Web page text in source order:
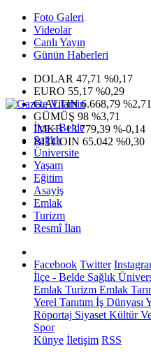
Foto Galeri
Videolar
Canlı Yayın
Günün Haberleri
DOLAR 47,71 %0,17
EURO 55,17 %0,29
G.ALTIN6.668,79 %2,71
GÜMÜŞ 98 %3,71
IMKB13.779,39 %-0,14
BITCOIN 65.042 %0,30
İlçe - Belde
Sağlık
Üniversite
Yaşam
Eğitim
Asayiş
Emlak
Turizm
Resmî İlan
Facebook Twitter
İlçe - Belde Sağlık
Emlak Turizm Emlak
Yerel Tanıtım İş Dünyası
Röportaj Siyaset Kültür
Spor
Künye İletişim RSS